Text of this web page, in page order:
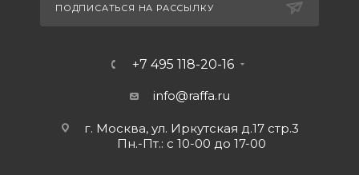
ПОДПИСАТЬСЯ НА РАССЫЛКУ
+7 495 118-20-16
info@raffa.ru
г. Москва, ул. Иркутская д.17 стр.3
Пн.-Пт.: с 10-00 до 17-00